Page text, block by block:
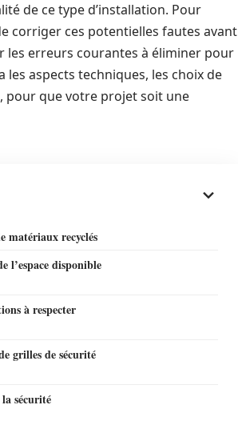
de ce type d’installation. Pour
corriger ces potentielles fautes avant
les erreurs courantes à éliminer pour
aspects techniques, les choix de
pour que votre projet soit une
matériaux recyclés
l’espace disponible
à respecter
grilles de sécurité
sécurité